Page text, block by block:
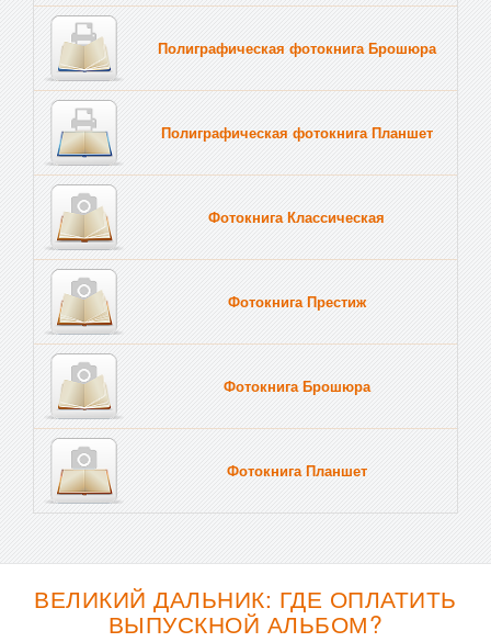
Полиграфическая фотокнига Брошюра
Полиграфическая фотокнига Планшет
Фотокнига Классическая
Фотокнига Престиж
Фотокнига Брошюра
Фотокнига Планшет
ВЕЛИКИЙ ДАЛЬНИК: ГДЕ ОПЛАТИТЬ
ВЫПУСКНОЙ АЛЬБОМ?